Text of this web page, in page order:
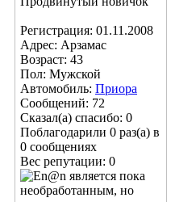
Регистрация: 01.11.2008
Адрес: Арзамас
Возраст: 43
Пол: Мужской
Автомобиль: Приора
Сообщений: 72
Сказал(а) спасибо: 0
Поблагодарили 0 раз(а) в
0 сообщениях
Вес репутации: 0